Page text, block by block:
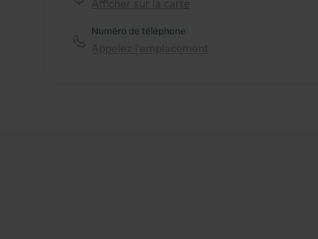
Numéro de téléphone